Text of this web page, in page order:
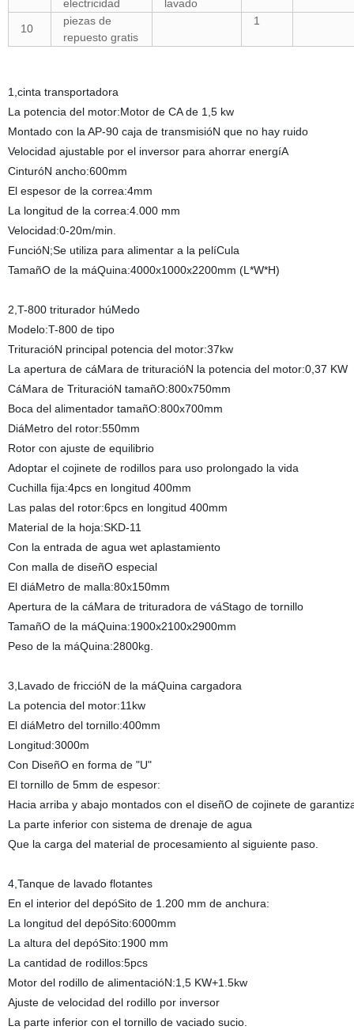
electricidad
lavado
10
piezas de
repuesto gratis
1
1,cinta transportadora
La potencia del motor:Motor de CA de 1,5 kw
Montado con la AP-90 caja de transmisióN que no hay ruido
Velocidad ajustable por el inversor para ahorrar energíA
CinturóN ancho:600mm
El espesor de la correa:4mm
La longitud de la correa:4.000 mm
Velocidad:0-20m/min.
FuncióN;Se utiliza para alimentar a la pelíCula
TamañO de la máQuina:4000x1000x2200mm (L*W*H)
2,T-800 triturador húMedo
Modelo:T-800 de tipo
TrituracióN principal potencia del motor:37kw
La apertura de cáMara de trituracióN la potencia del motor:0,37 KW
CáMara de TrituracióN tamañO:800x750mm
Boca del alimentador tamañO:800x700mm
DiáMetro del rotor:550mm
Rotor con ajuste de equilibrio
Adoptar el cojinete de rodillos para uso prolongado la vida
Cuchilla fija:4pcs en longitud 400mm
Las palas del rotor:6pcs en longitud 400mm
Material de la hoja:SKD-11
Con la entrada de agua wet aplastamiento
Con malla de diseñO especial
El diáMetro de malla:80x150mm
Apertura de la cáMara de trituradora de váStago de tornillo
TamañO de la máQuina:1900x2100x2900mm
Peso de la máQuina:2800kg.
3,Lavado de friccióN de la máQuina cargadora
La potencia del motor:11kw
El diáMetro del tornillo:400mm
Longitud:3000m
Con DiseñO en forma de "U"
El tornillo de 5mm de espesor:
Hacia arriba y abajo montados con el diseñO de cojinete de
La parte inferior con sistema de drenaje de agua
Que la carga del material de procesamiento al siguiente paso.
4,Tanque de lavado flotantes
En el interior del depóSito de 1.200 mm de anchura:
La longitud del depóSito:6000mm
La altura del depóSito:1900 mm
La cantidad de rodillos:5pcs
Motor del rodillo de alimentacióN:1,5 KW+1.5kw
Ajuste de velocidad del rodillo por inversor
La parte inferior con el tornillo de vaciado sucio.